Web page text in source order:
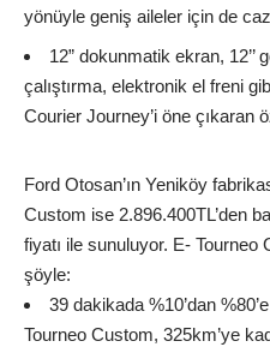
yönüyle geniş aileler için de
12” dokunmatik ekran, 12’’
çalıştırma, elektronik el freni
Courier Journey’i öne çıkaran
Ford Otosan’ın Yeniköy
Custom ise 2.896.400TL’den
fiyatı ile sunuluyor. E- Tourneo
şöyle:
39 dakikada %10’dan
Tourneo Custom, 325km’ye